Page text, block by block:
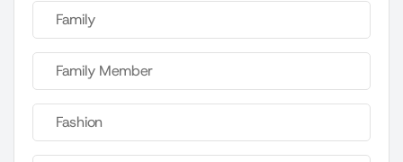
Family
Family Member
Fashion